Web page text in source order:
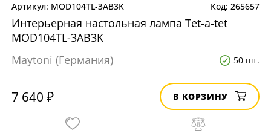
MOD104TL-3AB3K 265657
Интерьерная настольная лампа Tet-a-tet
MOD104TL-3AB3K
Maytoni (Германия)
50 шт.
7 640 ₽ В КОРЗИНУ